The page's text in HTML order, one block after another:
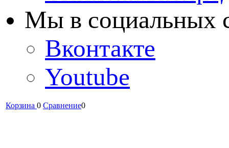
Мы в cоциальных
Вконтакте
Youtube
Корзина 0 Сравнение0